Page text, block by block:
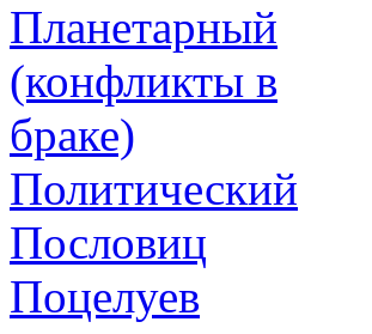
Планетарный
(конфликты в
браке)
Политический
Пословиц
Поцелуев